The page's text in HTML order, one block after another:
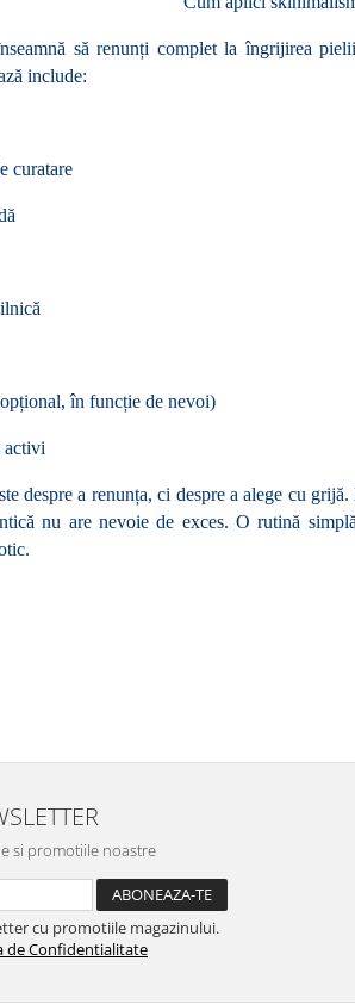
să renunți complet la îngrijirea
include:
curatare
în funcție de nevoi)
activi
despre a renunța, ci despre a alege cu
nu are nevoie de exces. O rutină
si promotiile noastre
cu promotiile magazinului.
de Confidentialitate